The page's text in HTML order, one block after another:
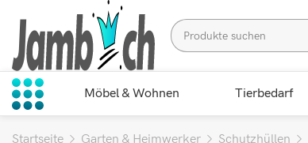
Möbel & Wohnen Tierbedarf
Startseite Garten & Heimwerker Schutzhüllen